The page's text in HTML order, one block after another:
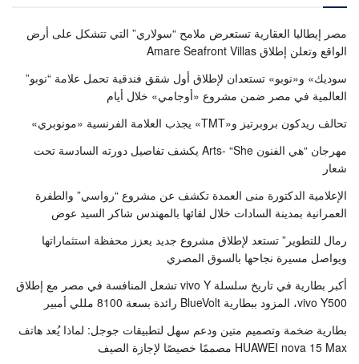
مصر إيطاليا العقارية تستعرض ملامح “سولاري” التي تتشكل على أرض
الواقع وتعلن إطلاق Amare Seafront Villas
سوديك» و«نوبو» تستعدان لإطلاق أول شقق فندقية تحمل علامة “نوبو”
العالمية في مصر ضمن مشروع «أوجامي» خلال أيام
تحالف ريدكون بروبرتيز و«TMT» يجذب العلامة الفرنسية «مونوبري»
مهرجان “هي الفنون Arts- “She يكشف تفاصيل دورته السادسة تحت
شعار
الإعلامية الدكتورة منى العمدة تكشف عن مشروع “رواسي” والطفرة
العمرانية بمدينة السادات خلال لقائها بالمهندس شاكر السيد عوض
رمال للتطوير” تستعد لإطلاق مشروع جديد يعزز محفظة استثماراتها
ويواصل مسيرة نجاحها بالسوق المصري
أكبر بطارية في تاريخ سلسلة vivo Y تشعل المنافسة في مصر مع إطلاق
vivo Y500، المزود ببطارية BlueVolt رائدة بسعة 8100 مللي أمبير
بطارية ضخمة وتصميم متين ودعم سهل لتطبيقات جوجل: لماذا يُعد هاتف
HUAWEI nova 15 Max مصممًا خصيصًا لإجازة الصيف